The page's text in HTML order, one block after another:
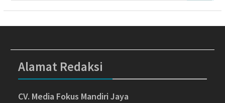
Alamat Redaksi
CV. Media Fokus Mandiri Jaya